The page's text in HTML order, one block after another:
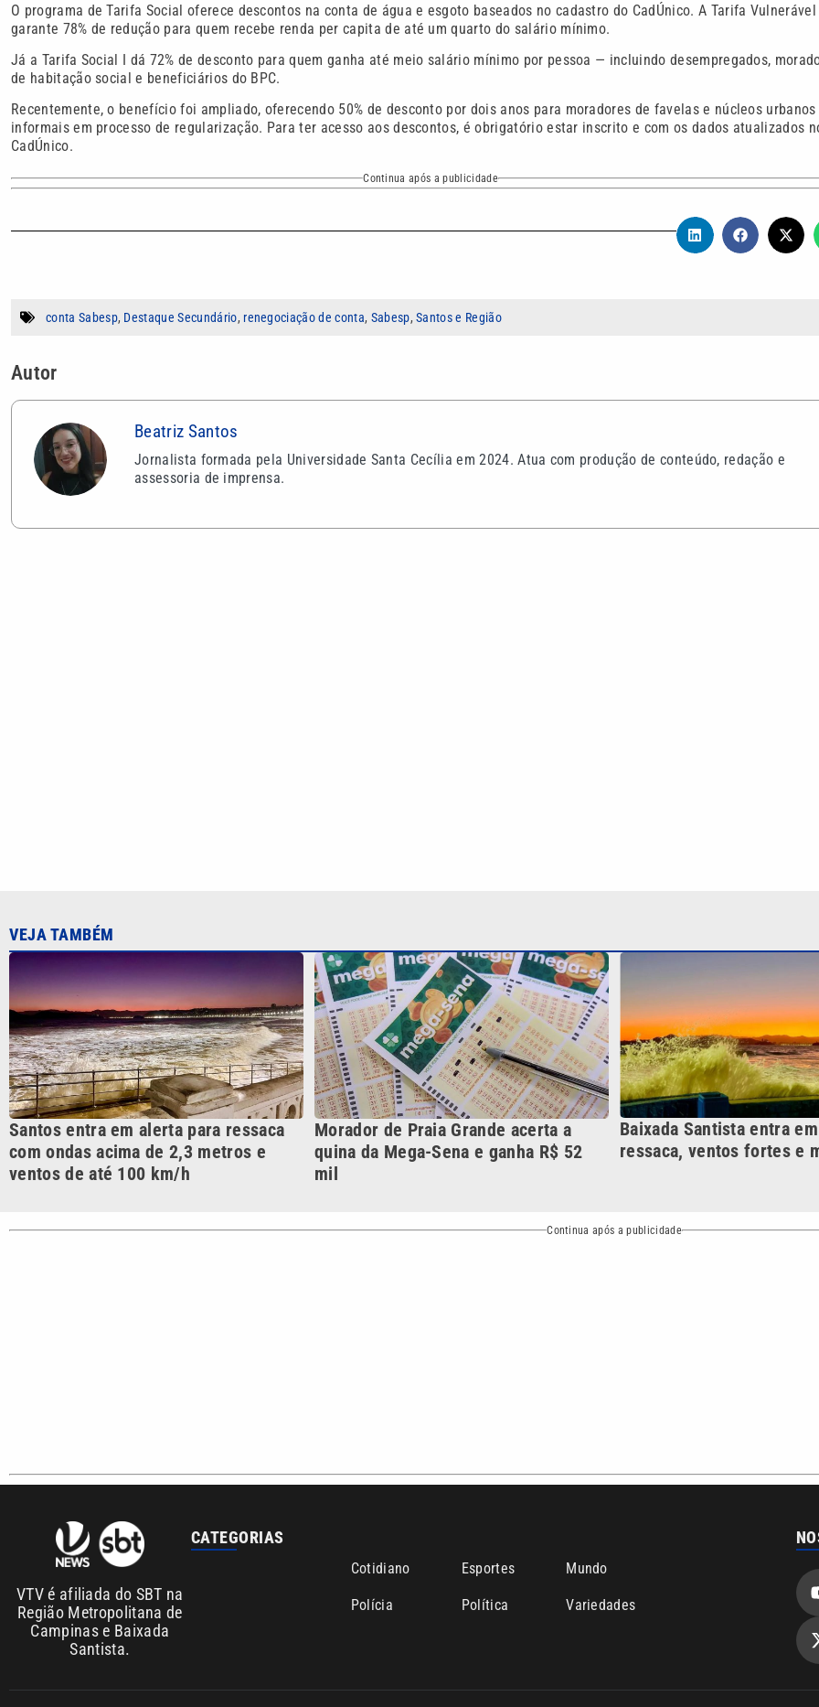
O programa de Tarifa Social oferece descontos na conta de água e esgoto baseados no cadastro do CadÚnico. A Tarifa Vulnerável
garante 78% de redução para quem recebe renda per capita de até um quarto do salário mínimo.
Já a Tarifa Social I dá 72% de desconto para quem ganha até meio salário mínimo por pessoa — incluindo desempregados,
de habitação social e beneficiários do BPC.
Recentemente, o benefício foi ampliado, oferecendo 50% de desconto por dois anos para moradores de favelas e núcleos urbanos
informais em processo de regularização. Para ter acesso aos descontos, é obrigatório estar inscrito e com os dados atualizados
CadÚnico.
Continua após a publicidade
conta Sabesp, Destaque Secundário, renegociação de conta, Sabesp,Santos e Região
Autor
Beatriz Santos
Jornalista formada pela Universidade Santa Cecília em 2024. Atua com produção de conteúdo, redação e
assessoria de imprensa.
com ondas acima de 2,3 metros e
ventos de até 100 km/h
Continua após a publicidade
VTV é afiliada do SBT na
Região Metropolitana de
Campinas e Baixada
CATEGORIAS
Cotidiano Esportes Mundo
Polícia Política Variedades